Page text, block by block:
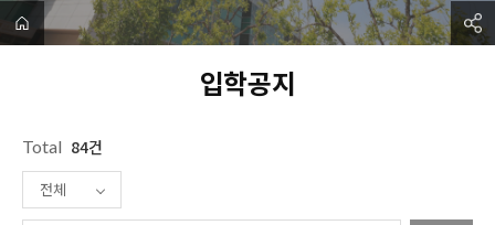
입학공지
Total 84건
전체